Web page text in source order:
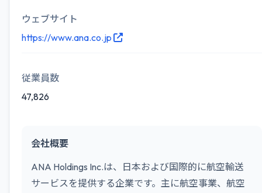
ウェブサイト
https://www.ana.co.jp
従業員数
47,826
会社概要
ANA Holdings Inc.は、日本および国際的に航空輸送
サービスを提供する企業です。主に航空事業、航空